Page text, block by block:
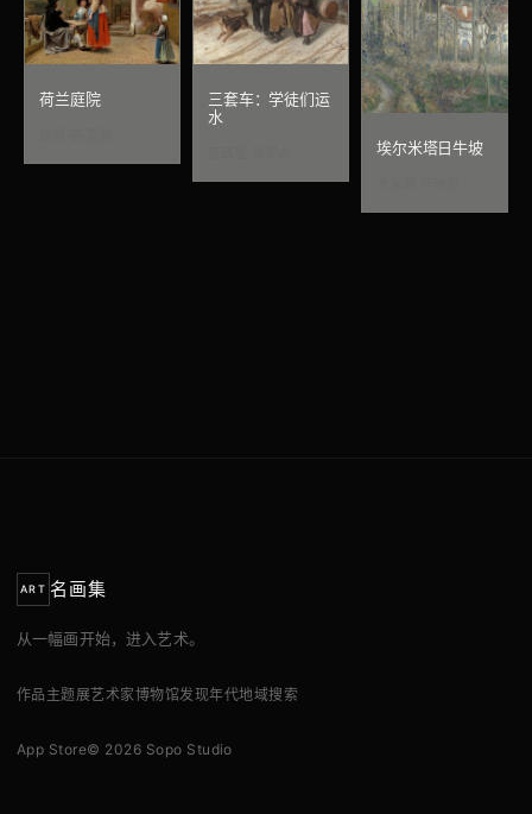
荷兰庭院
三套车：学徒们运
水
埃尔米塔日牛坡
ART 名画集
从一幅画开始，进入艺术。
作品 主题展艺术家博物馆发现年代地域搜索
App Store© 2026 Sopo Studio